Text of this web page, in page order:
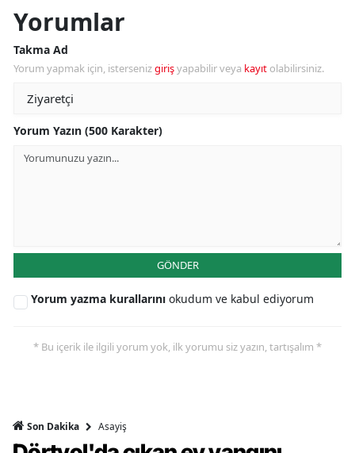
Yorumlar
Takma Ad
Yorum yapmak için, istersenizgirişyapabilir veya kayıt olabilirsiniz.
Yorum Yazın (500 Karakter)
GÖNDER
Yorum yazma kurallarını okudum ve kabul ediyorum
* Bu içerik ile ilgili yorum yok, ilk yorumu siz yazın, tartışalım *
Son Dakika Asayiş